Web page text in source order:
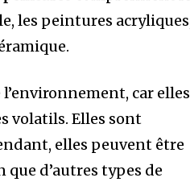
les peintures
l’environnement, car elles
volatils. Elles sont
elles peuvent être
d’autres types de